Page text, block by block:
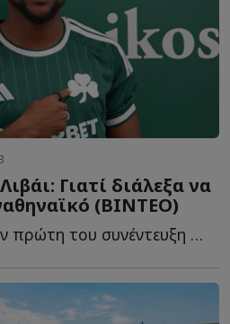
Γιατί διάλεξα να
(ΒΙΝΤΕΟ)
Ο Λιβάι Γκαρσία στην πρώτη του συνέντευξη ως παίκτης τ...